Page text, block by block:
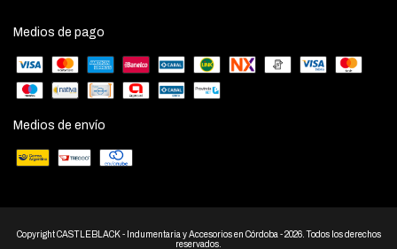
Medios de pago
Medios de envío
Copyright CASTLEBLACK - Indumentaria y Accesorios en Córdoba - 2026. Todos los derechos
reservados.